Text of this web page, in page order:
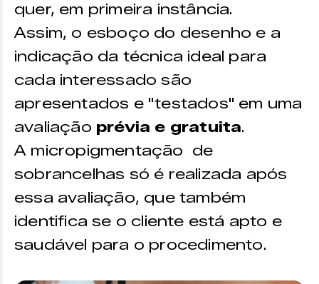
quer, em primeira instância.
Assim, o esboço do desenho e a
indicação da técnica ideal para
cada interessado são
apresentados e "testados" em uma
avaliação prévia e gratuita.
A micropigmentação de
sobrancelhas só é realizada após
essa avaliação, que também
identifica se o cliente está apto e
saudável para o procedimento.